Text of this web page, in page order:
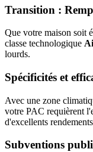
Transition :
Que votre maison soit
classe technologique
lourds.
Spécificités et
Avec une zone
votre PAC requièrent
d'excellents
Subventions